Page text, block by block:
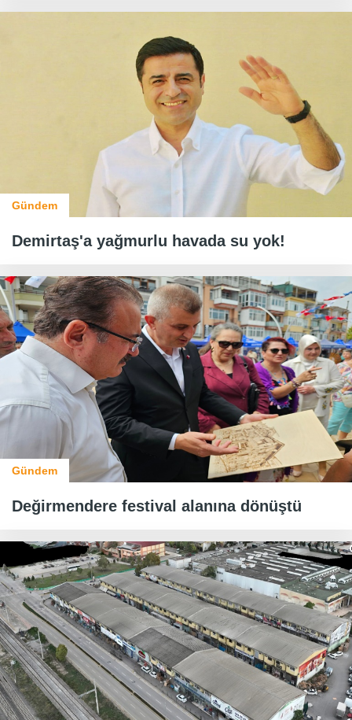
Gündem
Demirtaş'a yağmurlu havada su yok!
Gündem
Değirmendere festival alanına dönüştü